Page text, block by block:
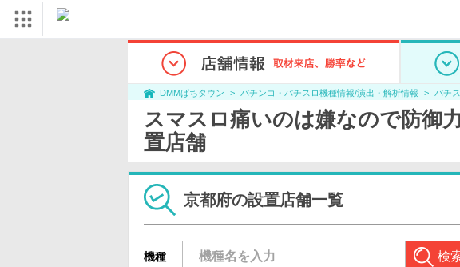
DMMぱちタウン パチンコ・パチスロ機種情報/演出・解析情報 パチ
スマスロ痛いのは嫌なので防御
置店舗
京都府の設置店舗一覧
機種 検